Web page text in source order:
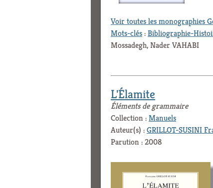
Voir toutes les monographies
Mots-clés:Bibliographie-
Mossadegh, Nader VAHABI
L'Élamite
Éléments de grammaire
Collection :Manuels
Auteur(s) :GRILLOT-SUSINI
Parution : 2008